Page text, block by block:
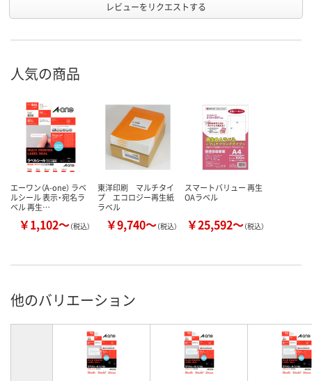
レビューをリクエストする
人気の商品
エーワン（A-one） ラベ
ルシール 表示・宛名ラ
ベル 再生…
￥1,102～（税込）
東洋印刷 マルチタイ
プ エコロジー再生紙
ラベル
￥9,740～（税込）
スマートバリュー 再生
OAラベル
￥25,592～（税込）
他のバリエーション